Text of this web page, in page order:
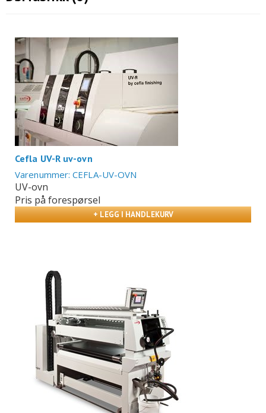
Cefla UV-R uv-ovn
Varenummer: CEFLA-UV-OVN
UV-ovn
Pris på forespørsel
+ LEGG I HANDLEKURV